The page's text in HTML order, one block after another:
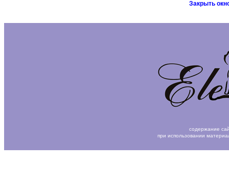
Закрыть
содержание
при использовании